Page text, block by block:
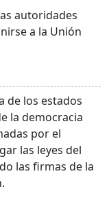
autoridades
a la Unión
de los estados
la democracia
por el
las leyes del
las firmas de la